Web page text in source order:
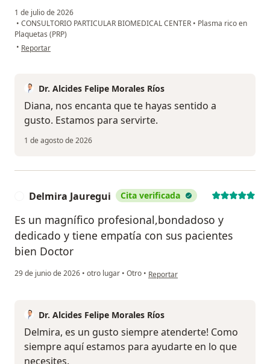
1 de julio de 2026
• CONSULTORIO PARTICULAR BIOMEDICAL CENTER • Plasma rico en
Plaquetas (PRP)
• en opinión del usuario Diana Manrique
Reportar
Dr. Alcides Felipe Morales Ríos
Diana, nos encanta que te hayas sentido a
gusto. Estamos para servirte.
1 de agosto de 2026
Delmira Jauregui Cita verificada
Es un magnífico profesional,bondadoso y
dedicado y tiene empatía con sus pacientes
bien Doctor
29 de junio de 2026 • otro lugar • Otro • en opinión del usuario Delmira
Reportar
Dr. Alcides Felipe Morales Ríos
Delmira, es un gusto siempre atenderte! Como
siempre aquí estamos para ayudarte en lo que
necesites.